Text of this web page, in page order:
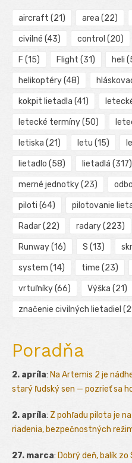
aircraft (21) area (22)
civilné (43) control (20)
F (15) Flight (31) heli
helikoptéry(48)
kokpit lietadla (41)
letecké termíny(50)
letiska (21) letu (15)
lietadlo (58) lietadlá (317)
merné jednotky(23)
piloti (64) pilotovanie
Radar(22) radary(223)
Runway(16) S (13)
system (14) time (23)
vrtuľníky(66) Výška (21)
značenie civilných lietadiel
Poradňa
2. apríla: Na Artemis 2 je
starý ľudský sen — pozrieť sa
2. apríla: Z pohľadu pilota je
riadenia, bezpečnostných
27. marca: Dobrý deň, balík